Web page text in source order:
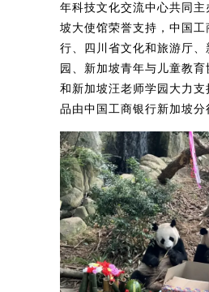
年科技文化交流中心共同主
坡大使馆荣誉支持，中国
行、四川省文化和旅游厅
园、新加坡青年与儿童教
和新加坡汪老师学园大力支
品由中国工商银行新加坡分